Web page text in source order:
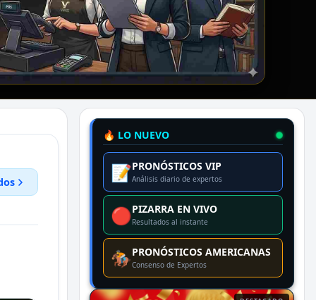
🔥 LO NUEVO
📝PRONÓSTICOS VIP
Análisis diario de expertos
🔴PIZARRA EN VIVO
Resultados al instante
🏇PRONÓSTICOS AMERICANAS
Consenso de Expertos